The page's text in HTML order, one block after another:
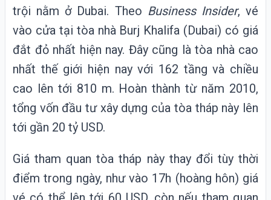
trội nằm ở Dubai. Theo Business Insider, vé
vào cửa tại tòa nhà Burj Khalifa (Dubai) có giá
đắt đỏ nhất hiện nay. Đây cũng là tòa nhà cao
nhất thế giới hiện nay với 162 tầng và chiều
cao lên tới 810 m. Hoàn thành từ năm 2010,
tổng vốn đầu tư xây dựng của tòa tháp này lên
tới gần 20 tỷ USD.
Giá tham quan tòa tháp này thay đổi tùy thời
điểm trong ngày, như vào 17h (hoàng hôn) giá